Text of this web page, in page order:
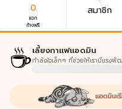
0
แจก
ก้างฟรี
สมาชิก
☕เลี้ยงกาแฟแอดมิน
กำลังใจเล็กๆ ที่ช่วยให้เรามีแรง
แอดมินเ